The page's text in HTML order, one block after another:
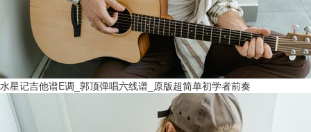
水星记吉他谱E调_郭顶弹唱六线谱_原版超简单初学者前奏